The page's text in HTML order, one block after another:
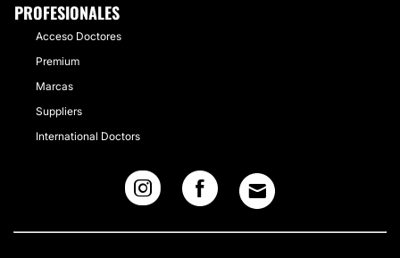
PROFESIONALES
Acceso Doctores
Premium
Marcas
Suppliers
International Doctors